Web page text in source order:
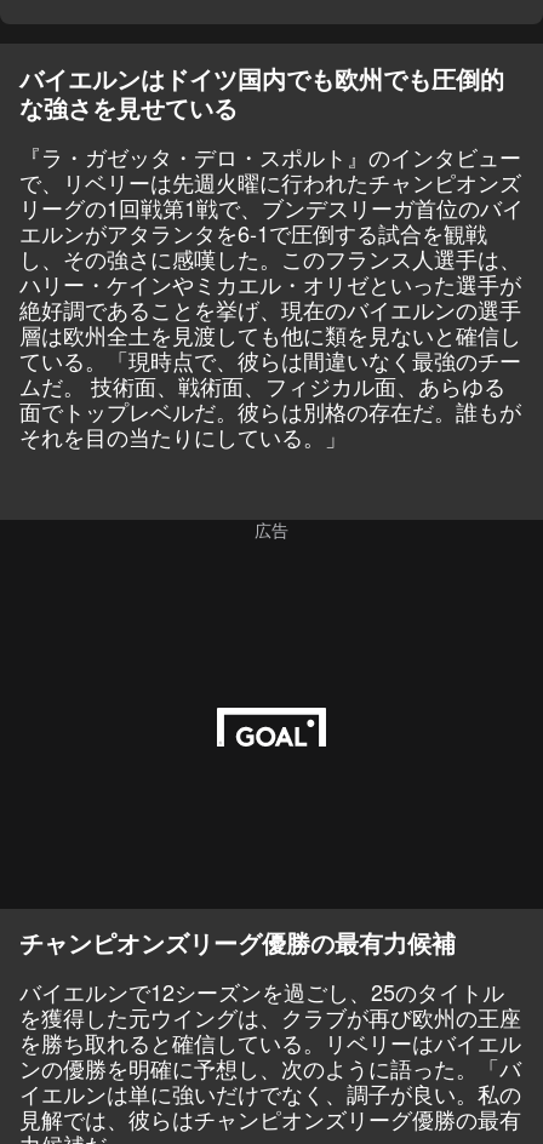
バイエルンはドイツ国内でも欧州でも圧倒的
な強さを見せている
『ラ・ガゼッタ・デロ・スポルト 』のインタビュー
で、リベリーは先週火曜に行われたチャンピオンズ
リーグの1回戦第1戦で、ブンデスリーガ首位のバイ
エルンがアタランタを6-1で圧倒する試合を観戦
し、その強さに感嘆した。このフランス人選手は、
ハリー・ケインやミカエル・オリゼといった選手が
絶好調であることを挙げ、現在のバイエルンの選手
層は欧州全土を見渡しても他に類を見ないと確信し
ている。「現時点で、彼らは間違いなく最強のチー
ムだ。 技術面、戦術面、フィジカル面、あらゆる
面でトップレベルだ。彼らは別格の存在だ。誰もが
それを目の当たりにしている。」
広告
チャンピオンズリーグ優勝の最有力候補
バイエルンで12シーズンを過ごし、25のタイトル
を獲得した元ウイングは、クラブが再び欧州の王座
を勝ち取れると確信している。リベリーはバイエル
ンの優勝を明確に予想し、次のように語った。「バ
イエルンは単に強いだけでなく、調子が良い。私の
見解では、彼らはチャンピオンズリーグ優勝の最有